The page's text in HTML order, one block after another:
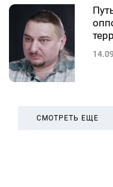
СМОТРЕТЬ ЕЩЕ